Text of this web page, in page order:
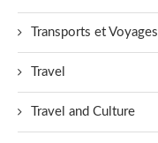
Transports et Voyages
Travel
Travel and Culture